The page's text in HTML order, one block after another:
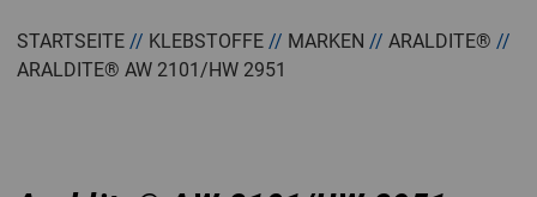
Konto Shift + ALt + A
STARTSEITE // KLEBSTOFFE // MARKEN // ARALDITE® //
ARALDITE® AW 2101/HW 2951